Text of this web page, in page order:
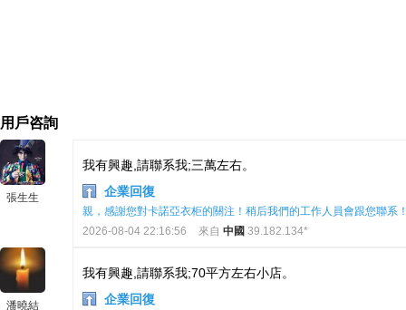
用戶咨詢
張生生
我有興趣,請聯系我;三萬左右。
企業回復
親，感謝您對卡諾亞衣柜的關注！稍后我們的工作人員會跟您聯系
2026-08-04 22:16:56
來自 中國 39.182.134*
潘曉結
我有興趣,請聯系我;70平方左右小店。
企業回復